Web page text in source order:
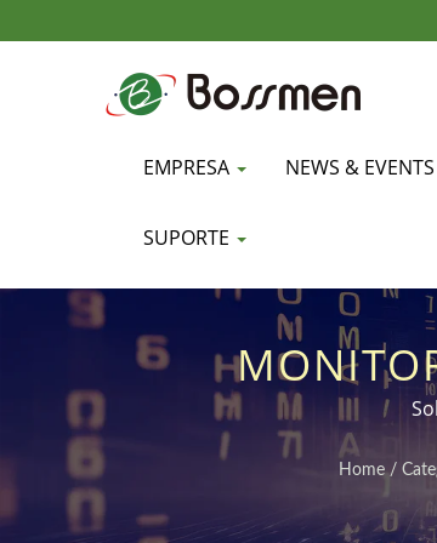
EMPRESA NEWS & EVENTS
SUPORTE
UMIDADE,
Home /